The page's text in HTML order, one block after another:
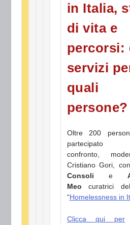
in Italia,
di vita e
percorsi:
servizi
quali
persone?
Oltre 200
confronto,
Cristiano Gori,
Consoli e
Meo curatrici
“Homelessness in
Clicca qui per